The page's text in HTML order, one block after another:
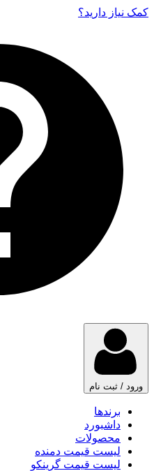
کمک نیاز دارید‌؟
ورود / ثبت نام
برندها
داشبورد
محصولات
لیست قیمت دمنده
لیست قیمت گرینکو